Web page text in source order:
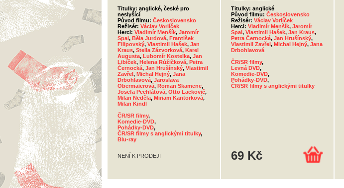
Titulky: anglické, české pro
neslyšící
Původ filmu: Československo
Režisér: Václav Vorlíček
Herci: Vladimír Menšík, Jaromír
Spal, Běla Jurdová, František
Filipovský, Vlastimil Hašek, Jan
Kraus, Stella Zázvorková, Karel
Augusta, Lubomír Kostelka, Jan
Libíček, Helena Růžičková, Petra
Černocká, Jan Hrušínský, Vlastimil
Zavřel, Michal Hejný, Jana
Drbohlavová, Jaroslava
Obermaierová, Roman Skamene,
Josefa Pechlátová, Otto Lackovič,
Milan Neděla, Miriam Kantorková,
Milan Kindl
ČR/SR filmy,
Komedie-DVD,
Pohádky-DVD,
ČR/SR filmy s anglickými titulky,
Blu-ray
NENÍ K PRODEJI
Titulky: anglické
Původ filmu: Československo
Režisér: Václav Vorlíček
Herci: Vladimír Menšík, Jaromír
Spal, Vlastimil Hašek, Jan Kraus,
Petra Černocká, Jan Hrušínský,
Vlastimil Zavřel, Michal Hejný, Jana
Drbohlavová
ČR/SR filmy,
Levná DVD,
Komedie-DVD,
Pohádky-DVD,
ČR/SR filmy s anglickými titulky
69 Kč